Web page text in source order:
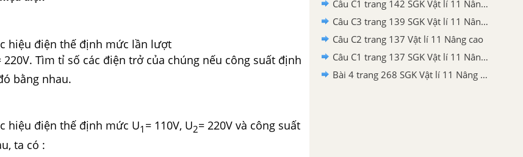
hiệu điện thế định mức lần lượt
220V. Tìm tỉ số các điện trở của chúng nếu công suất định
bằng nhau.
hiệu điện thế định mức U1 = 110V, U2= 220V và công suất
ta có :
Câu C1 trang 142 SGK Vật lí 11 Nâng cao
Câu C3 trang 139 SGK Vật lí 11 Nâng cao
Câu C2 trang 137 Vật lí 11 Nâng cao
Câu C1 trang 137 SGK Vật lí 11 Nâng cao
Bài 4 trang 268 SGK Vật lí 11 Nâng cao